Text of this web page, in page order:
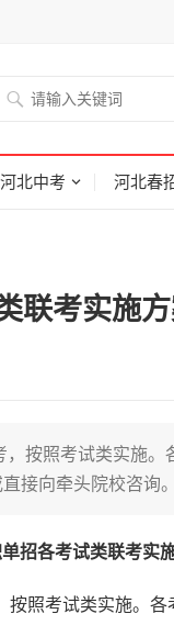
河北中考 河北春
联考实施
按照考试类实施。
接向牵头院校咨询
招各考试类联考实
照考试类实施。各